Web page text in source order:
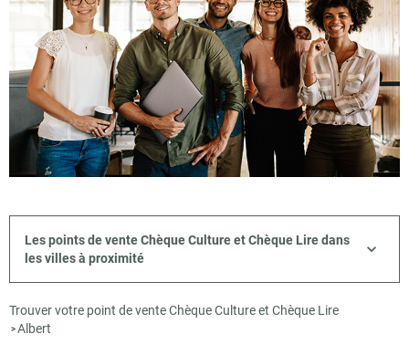
Les points de vente Chèque Culture et Chèque Lire dans
les villes à proximité
Trouver votre point de vente Chèque Culture et Chèque Lire
>Albert